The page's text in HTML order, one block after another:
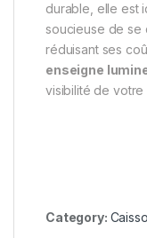
durable, elle est
soucieuse de se
réduisant ses
enseigne
visibilité de votre
Category: